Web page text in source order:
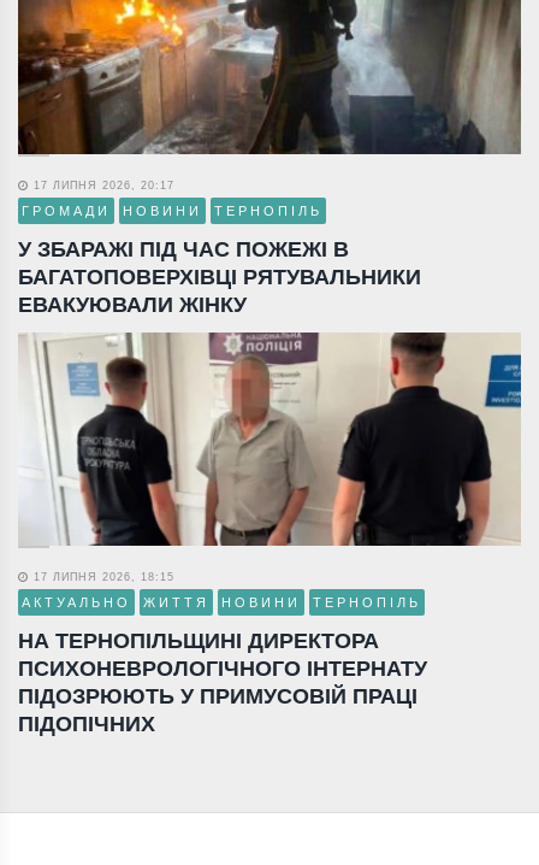
17 ЛИПНЯ 2026, 20:17
ГРОМАДИ НОВИНИ ТЕРНОПІЛЬ
У ЗБАРАЖІ ПІД ЧАС ПОЖЕЖІ В
БАГАТОПОВЕРХІВЦІ РЯТУВАЛЬНИКИ
ЕВАКУЮВАЛИ ЖІНКУ
17 ЛИПНЯ 2026, 18:15
АКТУАЛЬНО ЖИТТЯ НОВИНИ ТЕРНОПІЛЬ
НА ТЕРНОПІЛЬЩИНІ ДИРЕКТОРА
ПСИХОНЕВРОЛОГІЧНОГО ІНТЕРНАТУ
ПІДОЗРЮЮТЬ У ПРИМУСОВІЙ ПРАЦІ
ПІДОПІЧНИХ